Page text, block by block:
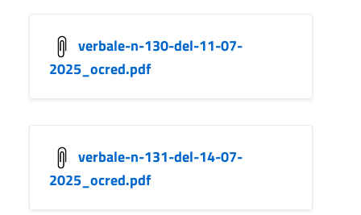
verbale-n-130-del-11-07-
2025_ocred.pdf
verbale-n-131-del-14-07-
2025_ocred.pdf